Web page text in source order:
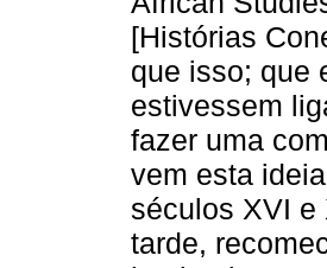
[Histórias
que isso; que
estivessem
fazer uma
vem esta
séculos XVI e
tarde,